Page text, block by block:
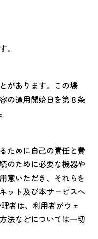
。
があります。この場
の適用開始日を第８条
ために自己の責任と費
のために必要な機器や
意いただき、それらを
ット及び本サービスへ
者は、利用者がウェ
法などについては一切